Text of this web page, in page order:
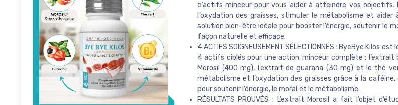
d’actifs minceur pour vous aider à atteindre vos
l’oxydation des graisses, stimuler le métabolisme et aider
solution bien-être idéale pour booster l’énergie, soutenir le
façon naturelle et efficace.
4 ACTIFS SOIGNEUSEMENT SÉLECTIONNÉS : ByeBye Kilos
4 actifs ciblés pour une action minceur complète : l’extrait
Morosil (400 mg), l’extrait de guarana (30 mg) et le thé
métabolisme et l’oxydation des graisses grâce à la
pour soutenir l’énergie, le moral et le métabolisme.
RÉSULTATS PROUVÉS : L’extrait Morosil a fait l’objet